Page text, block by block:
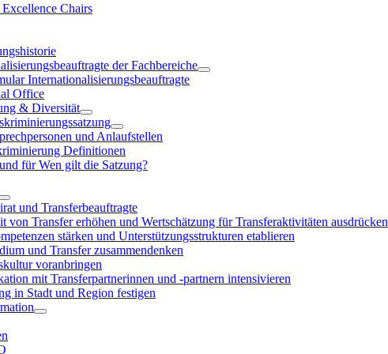
Chairs
der Fachbereiche
Internationalisierungsbeauftragte
Office
& Diversität
und Anlaufstellen
Definitionen
für Wen gilt die Satzung?
und Transferbeauftragte
von Transfer erhöhen und Wertschätzung für Transferaktivitäten ausdrücken
stärken und Unterstützungsstrukturen etablieren
und Transfer zusammendenken
voranbringen
mit Transferpartnerinnen und -partnern intensivieren
in Stadt und Region festigen